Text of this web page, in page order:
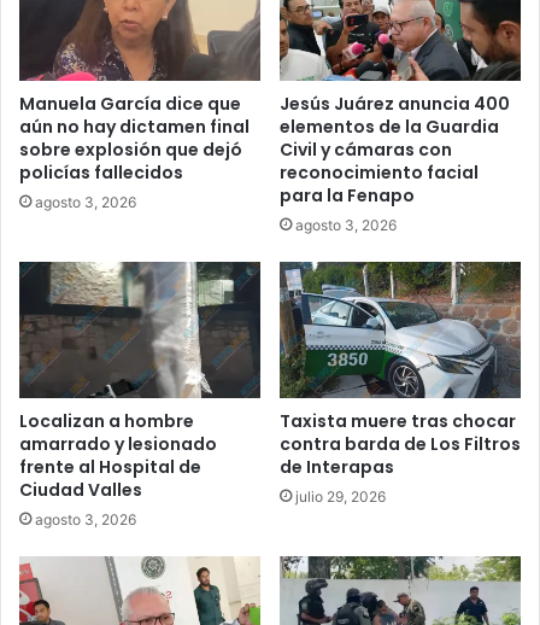
Manuela García dice que
aún no hay dictamen final
sobre explosión que dejó
policías fallecidos
agosto 3, 2026
Jesús Juárez anuncia 400
elementos de la Guardia
Civil y cámaras con
reconocimiento facial
para la Fenapo
agosto 3, 2026
Localizan a hombre
amarrado y lesionado
frente al Hospital de
Ciudad Valles
agosto 3, 2026
Taxista muere tras chocar
contra barda de Los Filtros
de Interapas
julio 29, 2026